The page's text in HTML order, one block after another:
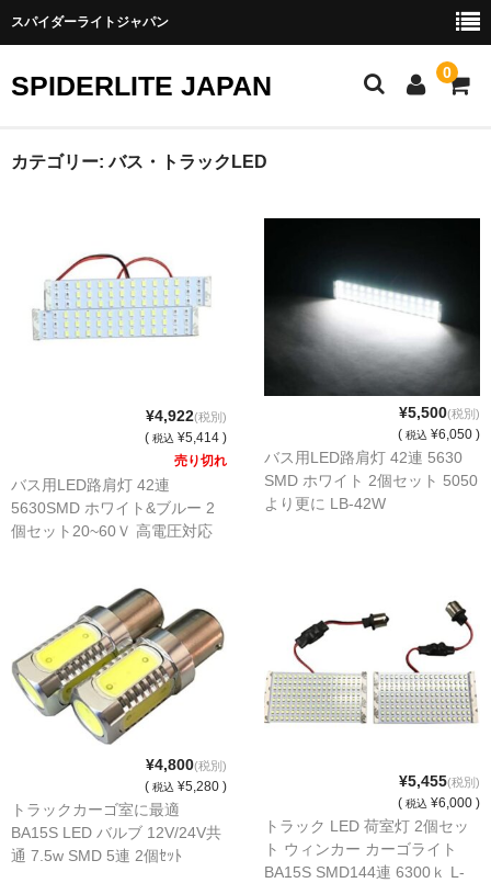
スパイダーライトジャパン
SPIDERLITE JAPAN 0
ホーム
DJ DEMIO
RX-8
FD3S
トラスト
LED商品
吸排気系
エアロキャッチ
LINK JAPAN
FUNK MOTORSPORT
お問い合わせ
Contact form
カテゴリー:バス・トラックLED
¥4,922(税別)
( 税込 ¥5,414 )
売り切れ
バス用LED路肩灯 42連
5630SMD ホワイト&ブルー 2
個セット20~60Ｖ 高電圧対応
¥5,500(税別)
( 税込 ¥6,050 )
バス用LED路肩灯 42連 5630
SMD ホワイト 2個セット 5050
より更に LB-42W
¥4,800(税別)
( 税込 ¥5,280 )
トラックカーゴ室に最適
BA15S LED バルブ 12V/24V共
通 7.5w SMD 5連 2個ｾｯﾄ
¥5,455(税別)
( 税込 ¥6,000 )
トラック LED 荷室灯 2個セッ
ト ウィンカー カーゴライト
BA15S SMD144連 6300ｋ L-